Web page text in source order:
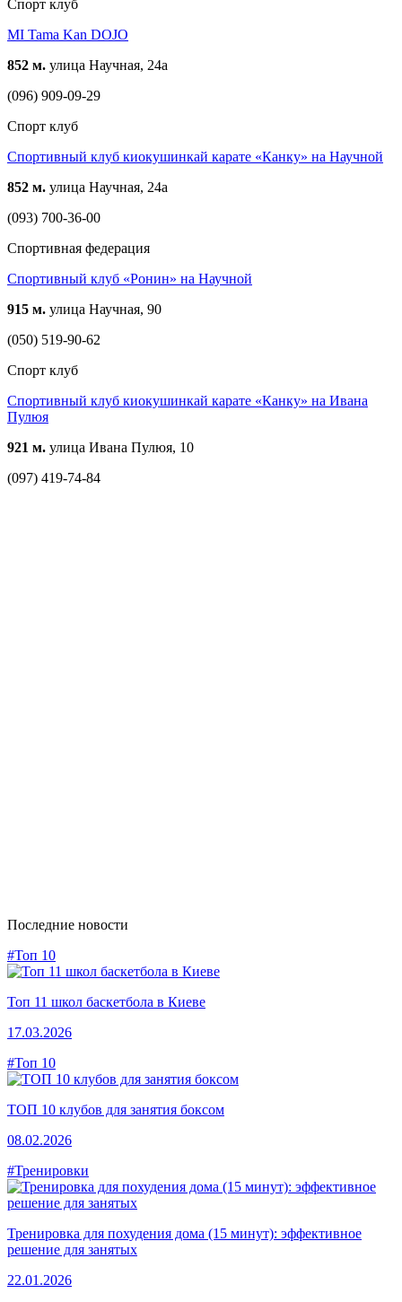
Спорт клуб
MI Tama Kan DOJO
852 м. улица Научная, 24а
(096) 909-09-29
Спорт клуб
Спортивный клуб киокушинкай карате «Канку» на Научной
852 м. улица Научная, 24а
(093) 700-36-00
Спортивная федерация
Спортивный клуб «Ронин» на Научной
915 м. улица Научная, 90
(050) 519-90-62
Спорт клуб
Спортивный клуб киокушинкай карате «Канку» на Ивана
Пулюя
921 м. улица Ивана Пулюя, 10
(097) 419-74-84
Последние новости
#Топ 10
Топ 11 школ баскетбола в Киеве
17.03.2026
#Топ 10
ТОП 10 клубов для занятия боксом
08.02.2026
#Тренировки
Тренировка для похудения дома (15 минут): эффективное
решение для занятых
22.01.2026